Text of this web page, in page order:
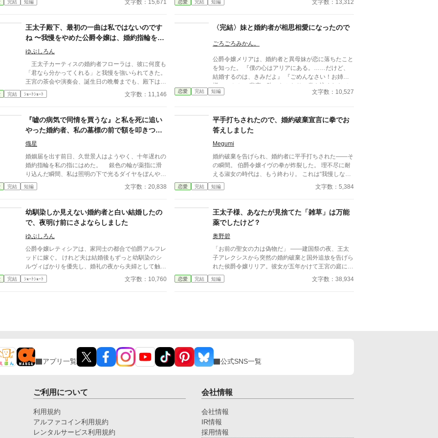
ライオネルは誰もが耳を疑う宣言をする。 婚約者と
て、ずっと口にしなかった本音。 これは、王太子に
選ばれなかった令嬢が、最後に一言だけ告げる物語。
全6話、当日中に完結予定です。
完結 短編 文字数：15,671
疲れや我慢へ気づく。 「ここに居ていい」 その一言
異変へ気づき、人を支え続けるエルディナ。 そんな
が少しずつ心を通わせていく、優しく温かな辺境スロ
恋愛 完結 短編 文字数：13,312
王太子殿下、最初の一曲は私ではないのです
ね 〜我慢をやめた公爵令嬢は、婚約指輪をお
返しいたします〜
ゆぷしろん
王太子カーティスの婚約者フローラは、彼に何度も
「君なら分かってくれる」と我慢を強いられてきた。
王宮の茶会や演奏会、誕生日の晩餐までも、殿下は王
弟の落胤であるサビーナを優先し、フローラの傷を見
ようとしない。ついに生誕舞踏会の最初の一曲まで奪
裏で限界を迎え、婚約解消を決意する。 翌日、王
妃の前でこれまでの扱いを訴えると、サビーナもまた
殿下の都合のよい言葉に利用されていたと判明。カー
ティスは自分の甘えと無責任さを認めきれず、国王は
婚約解消と王太子活動の停止を命じる。 フローラ
は誰かの都合に合わせ続ける人生をやめ、自分の心を
優先する穏やかな日々を取り戻す。そして、彼女を一
人の人として尊重するルシアンの手を取り、初めて自
ら望んだ新たな未来へ歩み出していく。
完結 ｼｮｰﾄｼｮｰﾄ 文字数：11,146
〈完結〉妹と婚約者が相思相愛になったので
ごろごろみかん。
公爵令嬢メリアは、婚約者と異母妹が恋に落ちたこと
を知った。 『僕の心はアリアにある。……だけど、
結婚するのは、きみだよ』 『ごめんなさい！お姉
様……！！』 悲恋に酔ったふたりに巻き込まれたメ
リアだったが、彼女は異母妹の幸せのために一肌脱ぐ
恋愛 完結 短編 文字数：10,527
『嘘の病気で同情を買うな』と私を死に追い
やった婚約者、私の墓標の前で額を叩きつ
け、血の涙を流して号泣する大破滅！
熾星
婚姻届を出す前日、久世景人はようやく、十年遅れの
婚約指輪を私の指にはめた。 銀色の輪が薬指に滑
り込んだ瞬間、私は照明の下で光るダイヤをぼんやり
見つめた。長く続いた待ち時間が、やっと終わったよ
うな気がした。けれど次の瞬間、彼は私の手を見下ろ
言った。 「正直、澪の手ってあまりきれいじゃない
よな」 私は言葉を失った。 景人はそのまま私の
指先を取ると、さっきはめたばかりの指輪を抜き取っ
た。十年待ち続けた指輪は、彼の手のひらの上で冷た
く光っていた。 「この指輪、瑠奈の手にあったほう
が似合うと思う」 私は手を引き戻し、信じられな
い思いで彼を見た。 「どういう意味？ 瑠奈と結婚
するつもりなの？」 景人は目を伏せ、指輪の縁を
指先でなぞった。まるで、たいしたことではない問い
完結 短編 文字数：20,838
平手打ちされたので、婚約破棄宣言に拳でお
答えしました
Megumi
婚約破棄を告げられ、婚約者に平手打ちされた——そ
の瞬間。 伯爵令嬢イヴの拳が炸裂した。 理不尽に耐
える淑女の時代は、もう終わり。 これは“我慢しない
令嬢”が、これまでの常識を覆す話。
恋愛 完結 短編 文字数：5,384
幼馴染しか見えない婚約者と白い結婚したの
で、夜明け前にさよならしました
ゆぷしろん
公爵令嬢レティシアは、家同士の都合で伯爵アルフレ
ッドに嫁ぐ。 けれど夫は結婚後もずっと幼馴染のシ
ルヴィばかりを優先し、婚礼の夜から夫婦として触れ
合おうともしなかった。名ばかりの妻として伯爵家を
支え、領地経営まで立て直しても、彼にとってレティ
寄せた北の港町で薬舗を手伝いながら、自分の力で生
きる穏やかな日々を手に入れていく。そこで出会った
のは、身分ではなく一人の女性として彼女を尊重して
何を失ったのかを思い知ることになる。 幼馴染ばか
りを優先する婚約者との白い結婚に終止符を打ち、傷
ついた公爵令嬢が新天地で本当の幸せを掴む、離縁か
ら始まる逆転ラブストーリー。
完結 ｼｮｰﾄｼｮｰﾄ 文字数：10,760
王太子様、あなたが見捨てた「雑草」は万能
薬でしたけど？
奥野碧
「お前の聖女の力は偽物だ」 ――建国祭の夜、王太
子アレクシスから突然の婚約破棄と国外追放を告げら
れた侯爵令嬢リリア。彼女が五年かけて王宮の庭に育
てた希少薬草は、「雑草」と嘲笑されたまま捨て置か
れた。 辿り着いた隣国の小さな街ミントン。リ
恋愛 完結 短編 文字数：38,934
アプリ一覧 公式SNS一覧
ご利用について
利用規約
アルファコイン利用規約
レンタルサービス利用規約
会社情報
会社情報
IR情報
採用情報